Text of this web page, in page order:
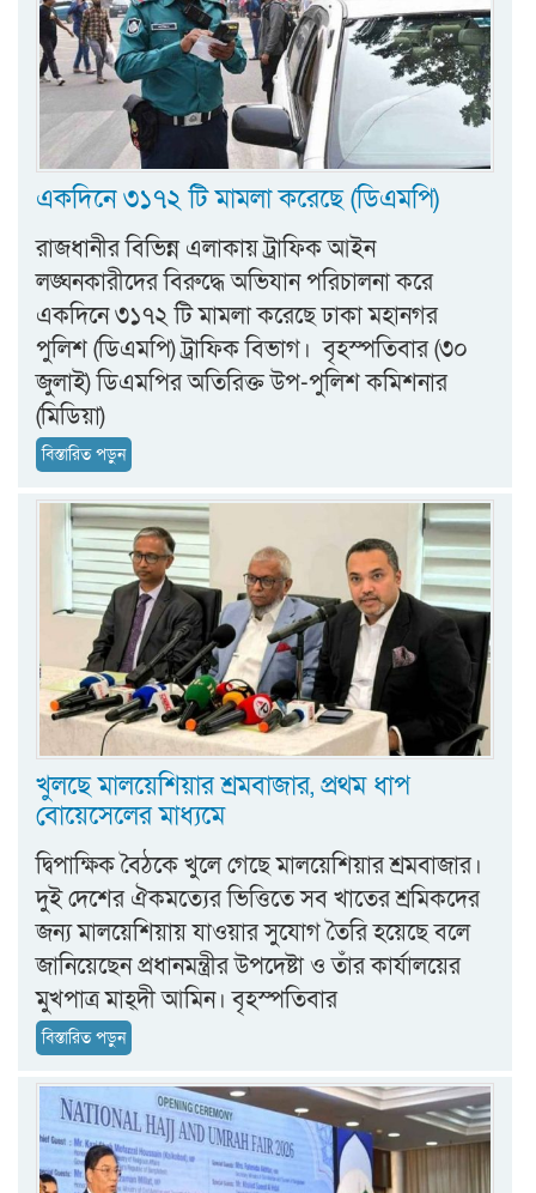
একদিনে ৩১৭২ টি মামলা করেছে (ডিএমপি)
রাজধানীর বিভিন্ন এলাকায় ট্রাফিক আইন
লঙ্ঘনকারীদের বিরুদ্ধে অভিযান পরিচালনা করে
একদিনে ৩১৭২ টি মামলা করেছে ঢাকা মহানগর
পুলিশ (ডিএমপি) ট্রাফিক বিভাগ। ‎ ‎বৃহস্পতিবার (৩০
জুলাই) ডিএমপির অতিরিক্ত উপ-পুলিশ কমিশনার
(মিডিয়া)
বিস্তারিত পড়ুন
খুলছে মালয়েশিয়ার শ্রমবাজার, প্রথম ধাপ
বোয়েসেলের মাধ্যমে
দ্বিপাক্ষিক বৈঠকে খুলে গেছে মালয়েশিয়ার শ্রমবাজার।
দুই দেশের ঐকমত্যের ভিত্তিতে সব খাতের শ্রমিকদের
জন্য মালয়েশিয়ায় যাওয়ার সুযোগ তৈরি হয়েছে বলে
জানিয়েছেন প্রধানমন্ত্রীর উপদেষ্টা ও তাঁর কার্যালয়ের
মুখপাত্র মাহ্দী আমিন। বৃহস্পতিবার
বিস্তারিত পড়ুন